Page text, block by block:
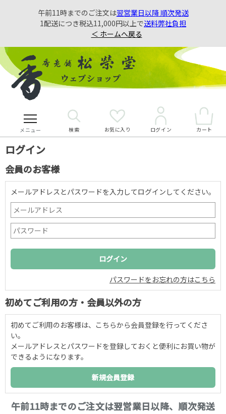
午前11時までのご注文は翌営業日以降 順次発送
1配送につき税込11,000円以上で送料弊社負担
＜ ホームへ戻る
メニュー 検索 お気に入り ログイン カート
ログイン
会員のお客様
メールアドレスとパスワードを入力してログインしてください。
パスワードをお忘れの方はこちら
初めてご利用の方・会員以外の方
初めてご利用のお客様は、こちらから会員登録を行ってくださ
い。
メールアドレスとパスワードを登録しておくと便利にお買い物が
できるようになります。
午前11時までのご注文は翌営業日以降、順次発送